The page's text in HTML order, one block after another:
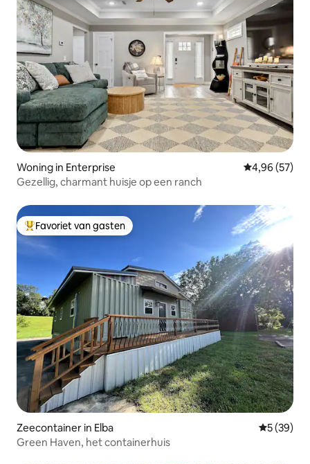
Woning in Enterprise Gemiddelde
4,96 (57)
Gezellig, charmant huisje op een ranch
Topfavoriet van gasten
Favoriet van gasten
Zeecontainer in Elba
5 (39)
Green Haven, het containerhuis